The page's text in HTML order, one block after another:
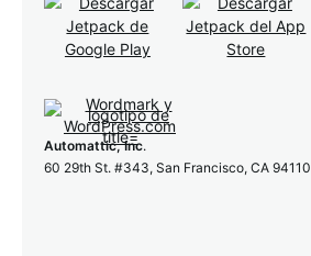
Automattic, Inc.
60 29th St. #343, San Francisco, CA 94110